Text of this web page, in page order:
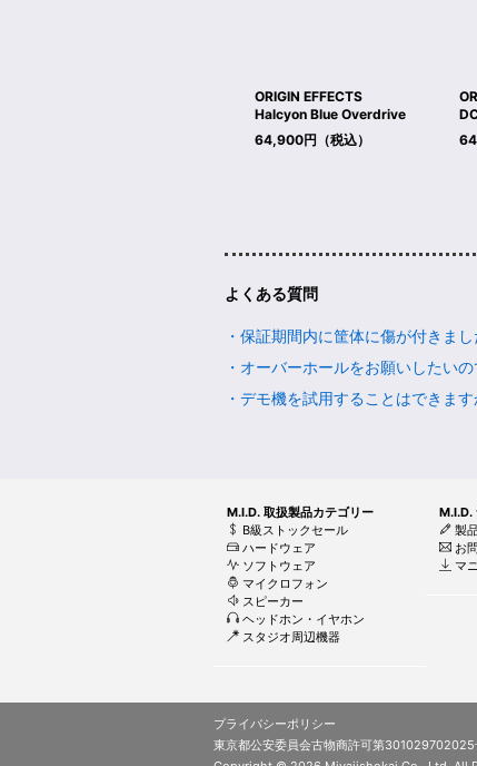
ORIGIN EFFECTS
Halcyon Blue Overdrive
64,900円（税込）
よくある質問
・保証期間内に筐体に傷が付きま
・オーバーホールをお願いしたい
・デモ機を試用することはできま
M.I.D. 取扱製品カテゴリー
B級ストックセール
ハードウェア
ソフトウェア
マイクロフォン
スピーカー
ヘッドホン・イヤホン
スタジオ周辺機器
M.I.D.
製
お
マ
プライバシーポリシー
東京都公安委員会古物商許可第301029702025